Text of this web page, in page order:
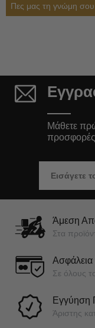
Πες μας τη γνώμη σου
Μάθετε
Άμεση
Στα
Σε όλους
Εγγύηση
Άριστης